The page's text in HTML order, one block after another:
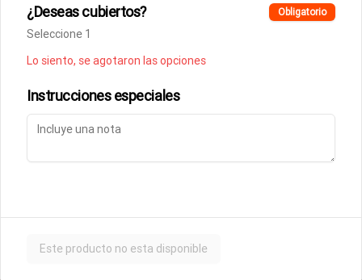
Términos y condiciones
Mi cuenta
Iniciar sesión
¿Deseas cubiertos? Obligatorio
Seleccione 1
Lo siento, se agotaron las opciones
Instrucciones especiales
Este producto no esta disponible